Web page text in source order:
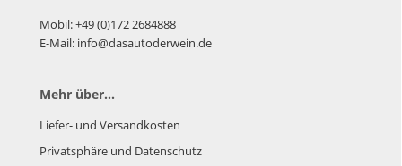
Mobil: +49 (0)172 2684888
E-Mail: info@dasautoderwein.de
Mehr über...
Liefer- und Versandkosten
Privatsphäre und Datenschutz